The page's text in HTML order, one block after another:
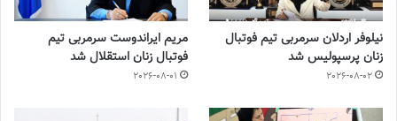
نیلوفر اردلان سرمربی تیم فوتبال
زنان پرسپولیس شد
2026-08-02
مریم ایراندوست سرمربی تیم
فوتبال زنان استقلال شد
2026-08-01